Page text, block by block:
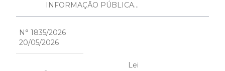
INFORMAÇÃO PÚBLICA...
N° 1835/2026
20/05/2026
Lei